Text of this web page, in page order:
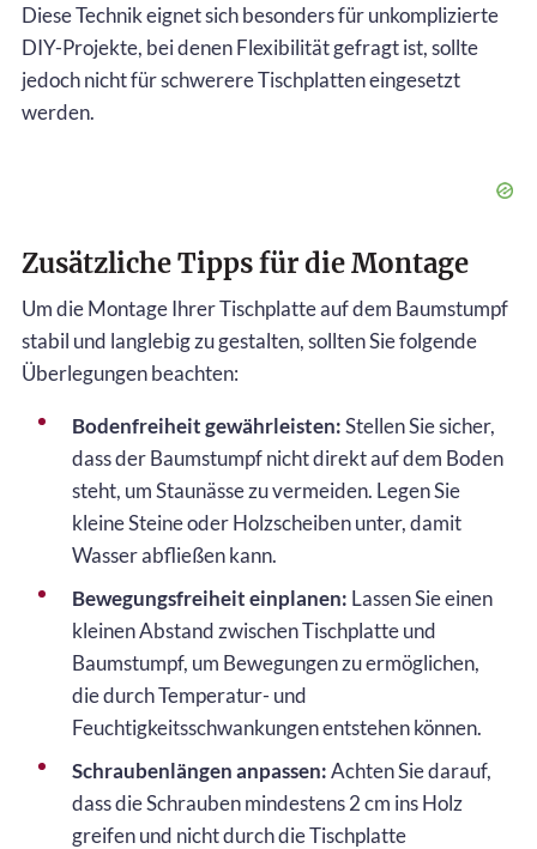
Diese Technik eignet sich besonders für unkomplizierte
DIY-Projekte, bei denen Flexibilität gefragt ist, sollte
jedoch nicht für schwerere Tischplatten eingesetzt
werden.
Zusätzliche Tipps für die Montage
Um die Montage Ihrer Tischplatte auf dem Baumstumpf
stabil und langlebig zu gestalten, sollten Sie folgende
Überlegungen beachten:
Bodenfreiheit gewährleisten:Stellen Sie sicher,
dass der Baumstumpf nicht direkt auf dem Boden
steht, um Staunässe zu vermeiden. Legen Sie
kleine Steine oder Holzscheiben unter, damit
Wasser abfließen kann.
Bewegungsfreiheit einplanen: Lassen Sie einen
kleinen Abstand zwischen Tischplatte und
Baumstumpf, um Bewegungen zu ermöglichen,
die durch Temperatur- und
Feuchtigkeitsschwankungen entstehen können.
Schraubenlängen anpassen:Achten Sie darauf,
dass die Schrauben mindestens 2 cm ins Holz
greifen und nicht durch die Tischplatte